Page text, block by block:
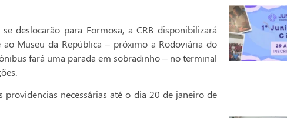
deslocarão para Formosa, a CRB disponibilizará
Museu da República – próximo a Rodoviária do
fará uma parada em sobradinho – no terminal
providencias necessárias até o dia 20 de janeiro de